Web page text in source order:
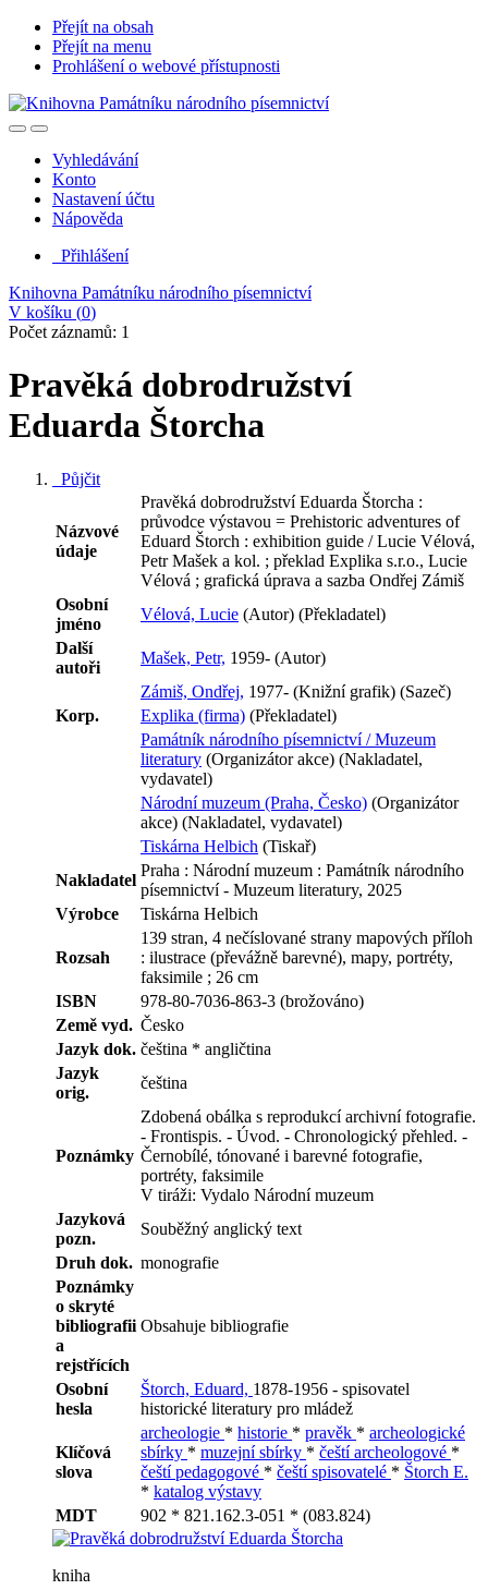
Přejít na obsah
Přejít na menu
Prohlášení o webové přístupnosti
Vyhledávání
Konto
Nastavení účtu
Nápověda
Přihlášení
Knihovna Památníku národního písemnictví
V košíku (0)
Počet záznamů: 1
Pravěká dobrodružství
Eduarda Štorcha
Půjčit
Názvové
údaje
Pravěká dobrodružství Eduarda Štorcha :
průvodce výstavou = Prehistoric adventures of
Eduard Štorch : exhibition guide / Lucie Vélová,
Petr Mašek a kol. ; překlad Explika s.r.o., Lucie
Vélová ; grafická úprava a sazba Ondřej Zámiš
Osobní
jméno
Vélová, Lucie (Autor) (Překladatel)
Další
autoři
Mašek, Petr, 1959- (Autor)
Zámiš, Ondřej, 1977- (Knižní grafik) (Sazeč)
Korp.
Explika (firma) (Překladatel)
Památník národního písemnictví / Muzeum
literatury (Organizátor akce) (Nakladatel,
vydavatel)
Národní muzeum (Praha, Česko) (Organizátor
akce) (Nakladatel, vydavatel)
Tiskárna Helbich (Tiskař)
Nakladatel
Praha : Národní muzeum : Památník národního
písemnictví - Muzeum literatury, 2025
Výrobce
Tiskárna Helbich
Rozsah
139 stran, 4 nečíslované strany mapových příloh
: ilustrace (převážně barevné), mapy, portréty,
faksimile ; 26 cm
ISBN
978-80-7036-863-3 (brožováno)
Země vyd. Česko
Jazyk dok. čeština * angličtina
Jazyk
orig.
čeština
Poznámky
Zdobená obálka s reprodukcí archivní fotografie.
- Frontispis. - Úvod. - Chronologický přehled. -
Černobílé, tónované i barevné fotografie,
portréty, faksimile
V tiráži: Vydalo Národní muzeum
Jazyková
pozn.
Souběžný anglický text
Druh dok. monografie
Poznámky
o skryté
bibliografii
a
rejstřících
Obsahuje bibliografie
Osobní
hesla
Štorch, Eduard, 1878-1956 - spisovatel
historické literatury pro mládež
Klíčová
slova
archeologie * historie * pravěk * archeologické
sbírky * muzejní sbírky * čeští archeologové *
čeští pedagogové * čeští spisovatelé * Štorch E.
* katalog výstavy
MDT
902 * 821.162.3-051 * (083.824)
kniha